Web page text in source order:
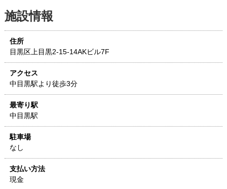
施設情報
住所
目黒区上目黒2-15-14AKビル7F
アクセス
中目黒駅より徒歩3分
最寄り駅
中目黒駅
駐車場
なし
支払い方法
現金